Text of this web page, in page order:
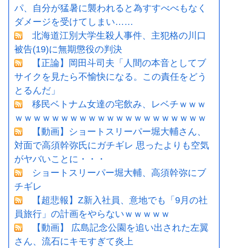
パ、自分が猛暑に襲われると為すすべべもなく
ダメージを受けてしまい……
北海道江別大学生殺人事件、主犯格の川口
被告(19)に無期懲役の判決
【正論】岡田斗司夫「人間の本音としてブ
サイクを見たら不愉快になる。この責任をどう
とるんだ」
移民ベトナム女達の宅飲み、レベチｗｗｗ
ｗｗｗｗｗｗｗｗｗｗｗｗｗｗｗｗｗｗｗｗｗ
【動画】ショートスリーパー堀大輔さん、
対面で高須幹弥氏にガチギレ 思ったよりも空気
がヤバいことに・・・
ショートスリーパー堀大輔、高須幹弥にブ
チギレ
【超悲報】Z新入社員、意地でも「9月の社
員旅行」の計画をやらないｗｗｗｗｗ
【動画】 広島記念公園を追い出された左翼
さん、流石にキモすぎて炎上